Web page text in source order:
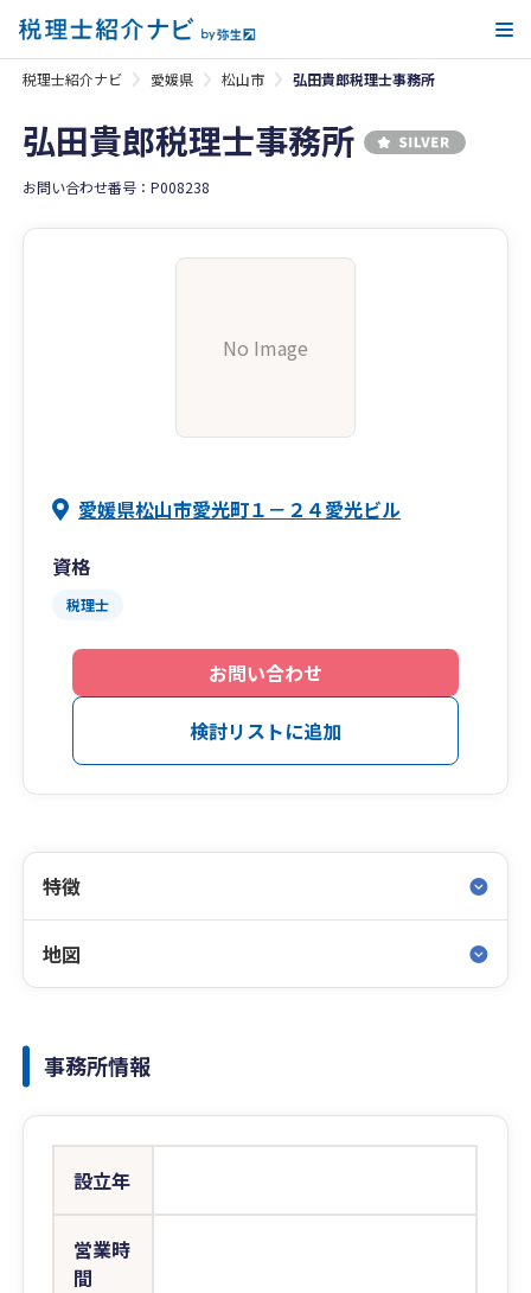
税理士紹介ナビ 愛媛県 松山市 弘田貴郎税理士事務所
弘田貴郎税理士事務所
お問い合わせ番号：P008238
No Image
愛媛県松山市愛光町１－２４愛光ビル
資格
税理士
お問い合わせ
検討リストに追加
特徴
地図
事務所情報
設立年
営業時
間